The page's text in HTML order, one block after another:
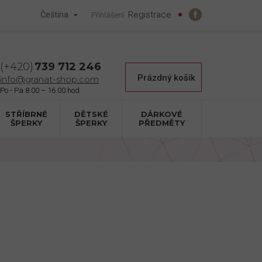
Čeština Přihlášení Registrace
739 712 246
info@granat-shop.com Nákupní
Prázdný košík
STŘÍBRNÉ
ŠPERKY
DĚTSKÉ
ŠPERKY
DÁRKOVÉ
PŘEDMĚTY